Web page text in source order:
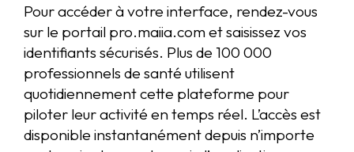
Pour accéder à votre interface, rendez-vous
sur le portail pro.maiia.com et saisissez vos
identifiants sécurisés. Plus de 100 000
professionnels de santé utilisent
quotidiennement cette plateforme pour
piloter leur activité en temps réel. L’accès est
disponible instantanément depuis n’importe